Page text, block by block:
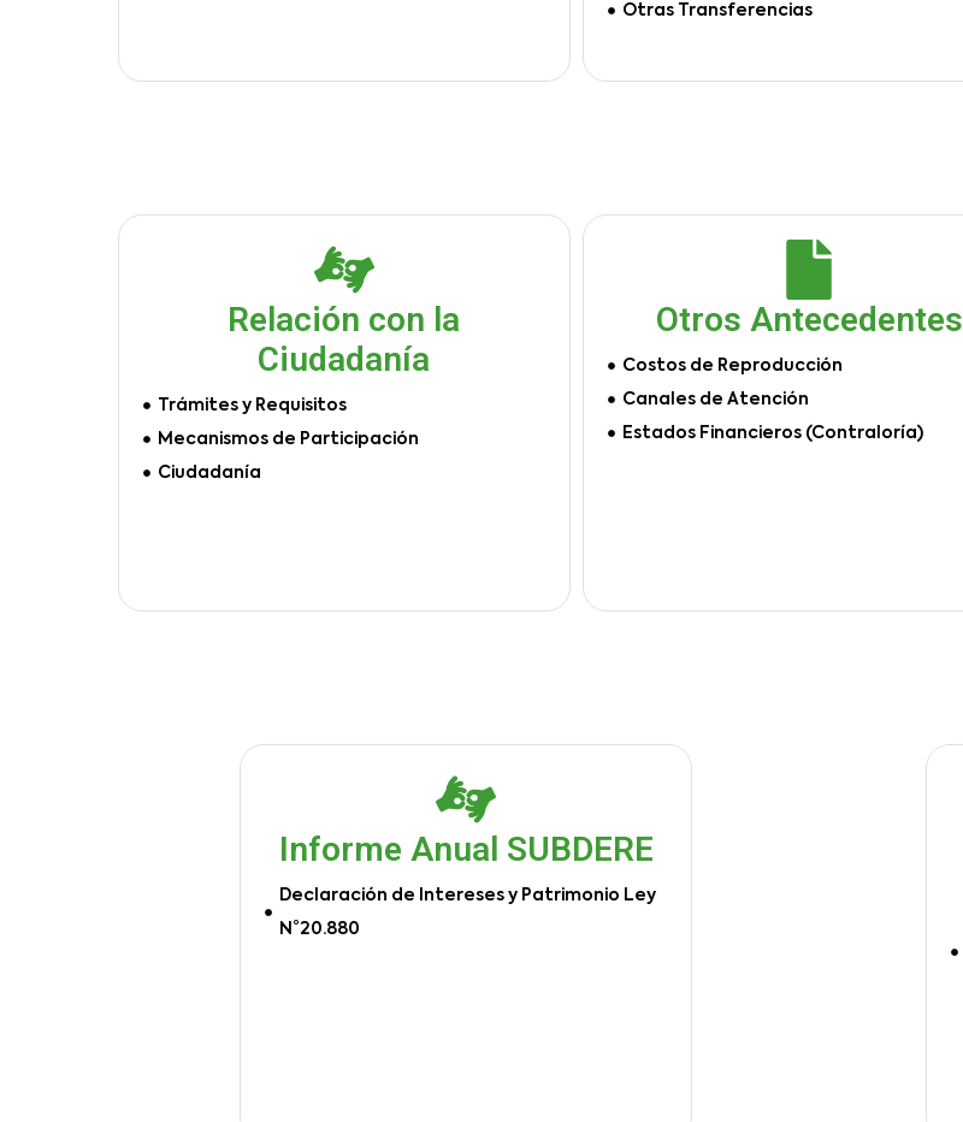
Otras Transferencias
Relación con la
Ciudadanía
Trámites y Requisitos
Mecanismos de Participación
Ciudadanía
Otros Antecedentes
Costos de Reproducción
Canales de Atención
Estados Financieros (Contraloría)
Informe Anual SUBDERE
Declaración de Intereses y Patrimonio Ley
N°20.880